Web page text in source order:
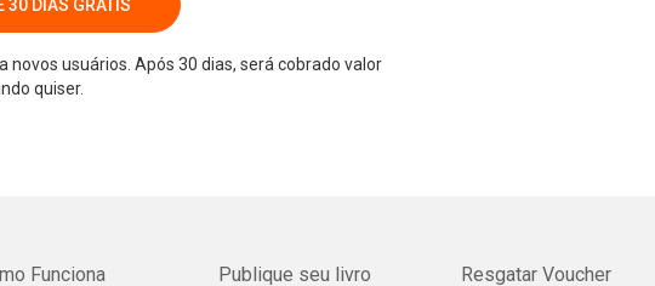
30 DIAS GRÁTIS
novos usuários. Após 30 dias, será cobrado valor
quiser.
Funciona Publique seu livro Resgatar Voucher